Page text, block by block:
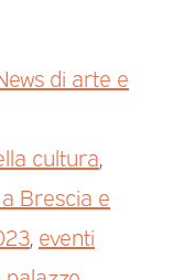
di arte e
cultura,
Brescia e
, eventi